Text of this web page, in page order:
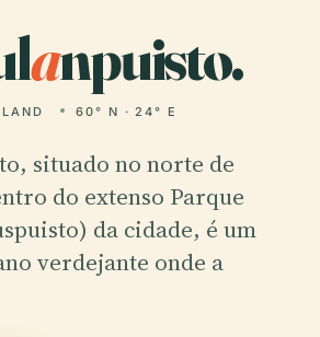
anpuisto.
60° N · 24° E
situado no norte de
do extenso Parque
da cidade, é um
verdejante onde a